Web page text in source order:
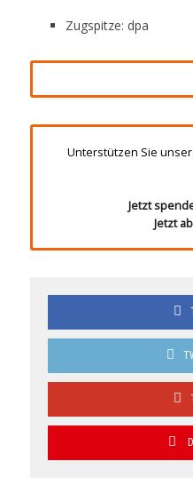
Zugspitze: dpa
Unterstützen Sie
Jetzt
Jetzt